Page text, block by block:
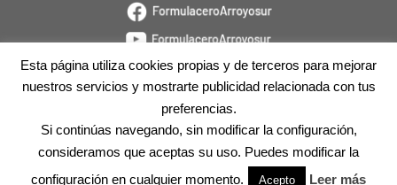
Diseñado por DRIZA
Esta página utiliza cookies propias y de terceros para mejorar
nuestros servicios y mostrarte publicidad relacionada con tus
preferencias.
Si continúas navegando, sin modificar la configuración,
consideramos que aceptas su uso. Puedes modificar la
configuración en cualquier momento.
Acepto Leer más